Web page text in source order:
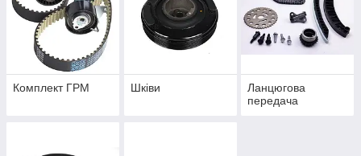
Комплект ГРМ Шківи
Ланцюгова
передача